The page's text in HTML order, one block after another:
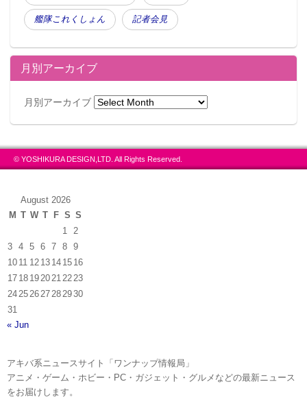
艦隊これくしょん 記者会見
月別アーカイブ
月別アーカイブ
© YOSHIKURA DESIGN,LTD. All Rights Reserved.
August 2026
M T W T F S S
1
2
3
4 5 6 7 8
9
10 11 12 13 14 15 16
17 18 19 20 21 22 23
24 25 26 27 28 2930
31
« Jun
アキバ系ニュースサイト「ワンナップ情報局」
アニメ・ゲーム・ホビー・PC・ガジェット・グルメなどの最新ニュース
をお届けします。